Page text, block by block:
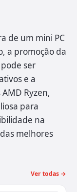
de um mini PC
a promoção da
ser
e a
Ryzen,
para
na
melhores
Ver todas →